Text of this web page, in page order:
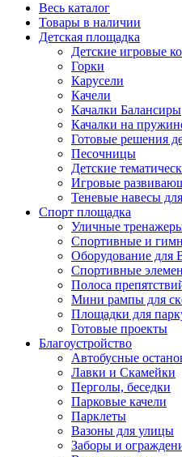
Весь каталог
Товары в наличии
Детская площадка
Детские игровые
Горки
Карусели
Качели
Качалки Балансиры
Качалки на
Готовые решения
Песочницы
Детские
Игровые
Теневые навесы
Спорт площадка
Уличные
Спортивные и
Оборудование для
Спортивные
Полоса
Мини рампы для
Площадки для
Готовые проекты
Благоустройство
Автобусные
Лавки и Скамейки
Перголы, беседки
Парковые качели
Парклеты
Вазоны для улицы
Заборы и